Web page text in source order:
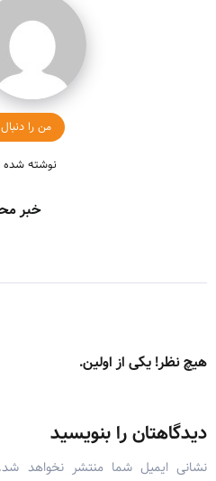
من را
نوشته
خبر
هیچ نظر! یکی از اولین.
دیدگاهتان را بنویسید
نشانی ایمیل شما منتشر نخواهد شد.